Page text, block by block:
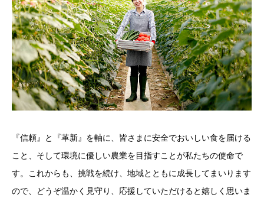
『信頼』と『革新』を軸に、皆さまに安全でおいしい食を届ける
こと、そして環境に優しい農業を目指すことが私たちの使命で
す。これからも、挑戦を続け、地域とともに成長してまいります
ので、どうぞ温かく見守り、応援していただけると嬉しく思いま